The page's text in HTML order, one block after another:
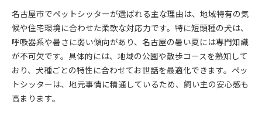
名古屋市でペットシッターが選ばれる主な理由は、地域特有の気
候や住宅環境に合わせた柔軟な対応力です。特に短頭種の犬は、
呼吸器系や暑さに弱い傾向があり、名古屋の暑い夏には専門知識
が不可欠です。具体的には、地域の公園や散歩コースを熟知して
おり、犬種ごとの特性に合わせてお世話を最適化できます。ペッ
トシッターは、地元事情に精通しているため、飼い主の安心感も
高まります。